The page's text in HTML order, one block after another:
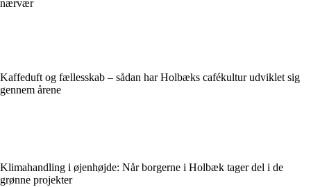
nærvær
Kaffeduft og fællesskab – sådan har Holbæks cafékultur udviklet sig
gennem årene
Klimahandling i øjenhøjde: Når borgerne i Holbæk tager del i de
grønne projekter